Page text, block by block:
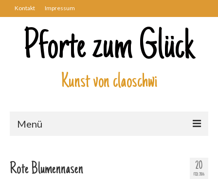
Kontakt Impressum
Pforte zum Glück
Kunst von claoschwi
Menü
Kunstwerke 20
FEB. 2016
Rote Blumennasen